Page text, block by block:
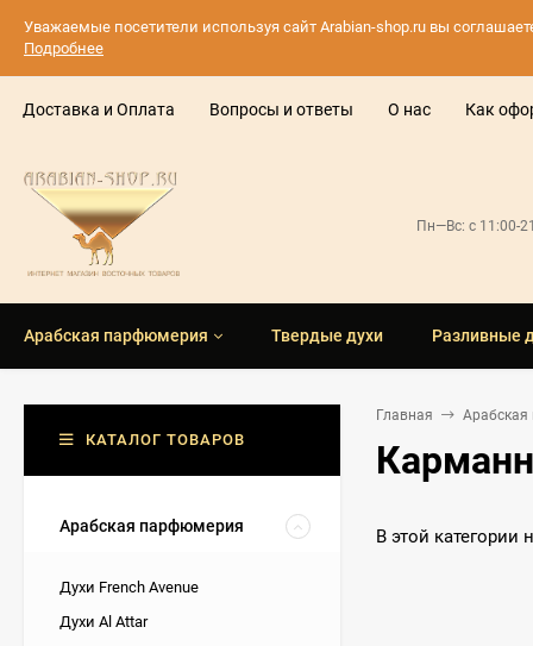
Уважаемые посетители используя сайт Arabian-shop.ru вы
Подробнее
Доставка и Оплата Вопросы и ответы О нас Как
Пн—Вс: с 11:00-
Арабская парфюмерия Твердые духи Разливные
Главная
В этой категории
КАТАЛОГ ТОВАРОВ
Арабская парфюмерия
Духи French Avenue
Духи Al Attar